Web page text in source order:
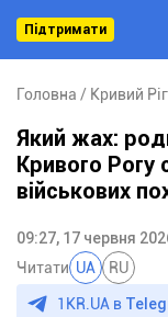
Підтримати
Головна Кривий Ріг
Який жах:
Кривого Рогу
військових
09:27, 17 червня
Читати UA RU
1KR.UA в